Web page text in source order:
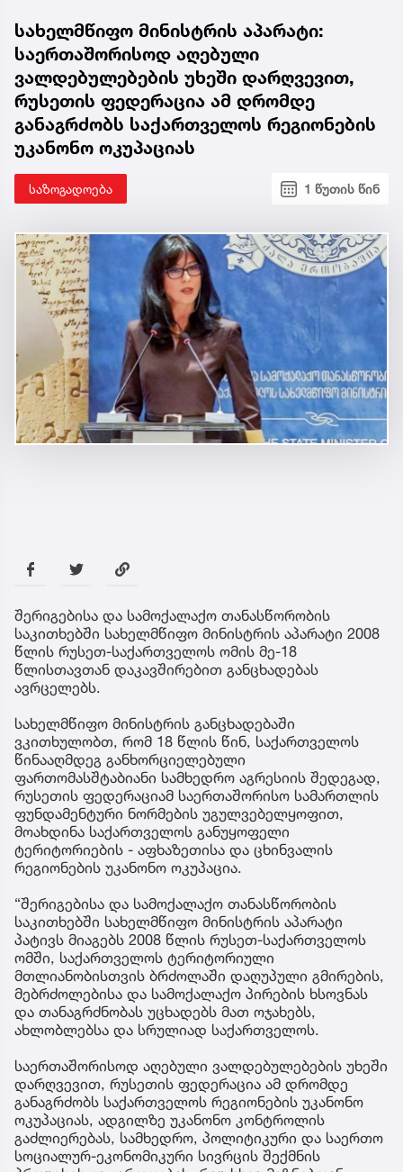
სახელმწიფო მინისტრის აპარატი:
საერთაშორისოდ აღებული
ვალდებულებების უხეში დარღვევით,
რუსეთის ფედერაცია ამ დრომდე
განაგრძობს საქართველოს რეგიონების
უკანონო ოკუპაციას
საზოგადოება 1 წუთის წინ
შერიგებისა და სამოქალაქო თანასწორობის
საკითხებში სახელმწიფო მინისტრის აპარატი 2008
წლის რუსეთ-საქართველოს ომის მე-18
წლისთავთან დაკავშირებით განცხადებას
ავრცელებს.
სახელმწიფო მინისტრის განცხადებაში
ვკითხულობთ, რომ 18 წლის წინ, საქართველოს
წინააღმდეგ განხორციელებული
ფართომასშტაბიანი სამხედრო აგრესიის შედეგად,
რუსეთის ფედერაციამ საერთაშორისო სამართლის
ფუნდამენტური ნორმების უგულვებელყოფით,
მოახდინა საქართველოს განუყოფელი
ტერიტორიების - აფხაზეთისა და ცხინვალის
რეგიონების უკანონო ოკუპაცია.
“შერიგებისა და სამოქალაქო თანასწორობის
საკითხებში სახელმწიფო მინისტრის აპარატი
პატივს მიაგებს 2008 წლის რუსეთ-საქართველოს
ომში, საქართველოს ტერიტორიული
მთლიანობისთვის ბრძოლაში დაღუპული გმირების,
მებრძოლებისა და სამოქალაქო პირების ხსოვნას
და თანაგრძნობას უცხადებს მათ ოჯახებს,
ახლობლებსა და სრულიად საქართველოს.
საერთაშორისოდ აღებული ვალდებულებების უხეში
დარღვევით, რუსეთის ფედერაცია ამ დრომდე
განაგრძობს საქართველოს რეგიონების უკანონო
ოკუპაციას, ადგილზე უკანონო კონტროლის
გაძლიერებას, სამხედრო, პოლიტიკური და საერთო
სოციალურ-ეკონომიკური სივრცის შექმნის